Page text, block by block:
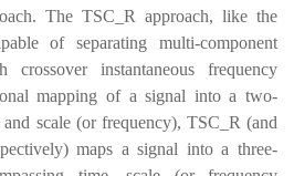
The TSC_R approach, like the
of separating multi-component
instantaneous frequency
mapping of a signal into a two-
scale (or frequency), TSC_R (and
maps a signal into a three-